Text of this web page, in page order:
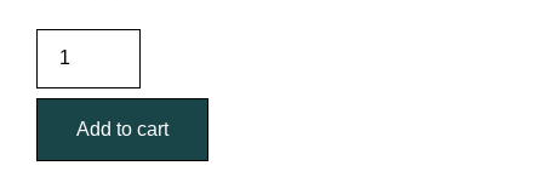
самоклеющая
50
мм*90
м.
Add to cart